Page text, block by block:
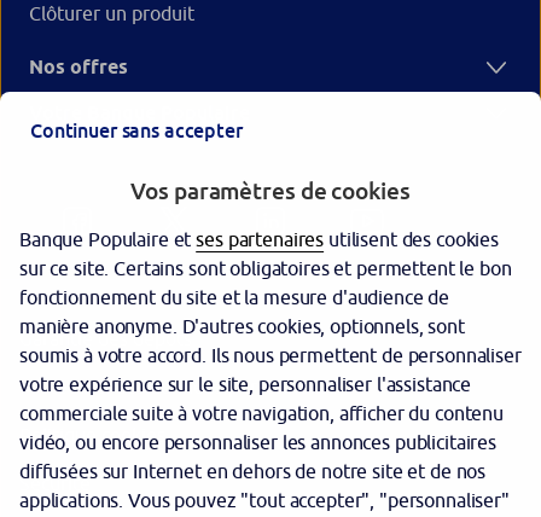
Clôturer un produit
Nos offres
Garantie des dépôts
Protection des données personnelles
Politique cookies
Sécurité
Continuer sans accepter
Vos paramètres de cookies
Banque Populaire etses partenaires utilisent des cookies
sur ce site. Certains sont obligatoires et permettent le bon
fonctionnement du site et la mesure d'audience de
manière anonyme. D'autres cookies, optionnels, sont
soumis à votre accord. Ils nous permettent de personnaliser
votre expérience sur le site, personnaliser l'assistance
commerciale suite à votre navigation, afficher du contenu
vidéo, ou encore personnaliser les annonces publicitaires
diffusées sur Internet en dehors de notre site et de nos
applications. Vous pouvez "tout accepter", "personnaliser"